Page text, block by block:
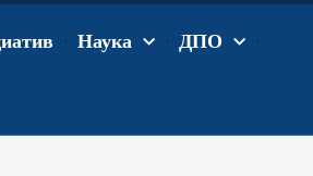
Наука ДПО